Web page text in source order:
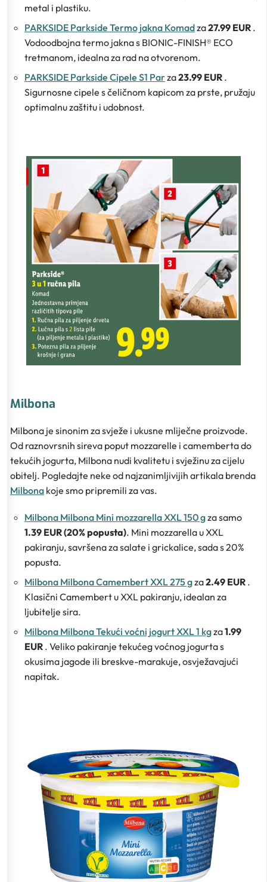
metal i plastiku.
PARKSIDE Parkside Termo jakna Komadza27.99 EUR .
Vodoodbojna termo jakna s BIONIC-FINISH® ECO
tretmanom, idealna za rad na otvorenom.
PARKSIDE Parkside Cipele S1 Parza23.99 EUR .
Sigurnosne cipele s čeličnom kapicom za prste, pružaju
optimalnu zaštitu i udobnost.
Milbona
Milbona je sinonim za svježe i ukusne mliječne proizvode.
Od raznovrsnih sireva poput mozzarelle i camemberta do
tekućih jogurta, Milbona nudi kvalitetu i svježinu za cijelu
obitelj. Pogledajte neke od najzanimljivijih artikala brenda
Milbona koje smo pripremili za vas.
Milbona Milbona Mini mozzarella XXL 150 gza samo
1.39 EUR (20% popusta). Mini mozzarella u XXL
pakiranju, savršena za salate i grickalice, sada s 20%
popusta.
Milbona Milbona Camembert XXL 275 gza2.49 EUR .
Klasični Camembert u XXL pakiranju, idealan za
ljubitelje sira.
Milbona Milbona Tekući voćni jogurt XXL 1 kgza1.99
EUR . Veliko pakiranje tekućeg voćnog jogurta s
okusima jagode ili breskve-marakuje, osvježavajući
napitak.